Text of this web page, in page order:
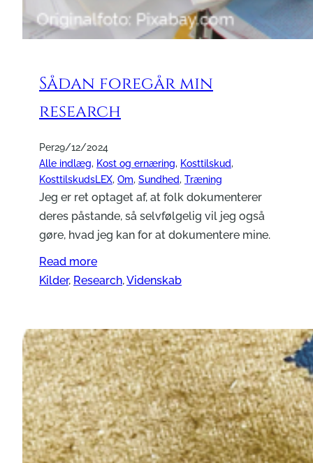
Sådan foregår min
research
Per29/12/2024
Alle indlæg, Kost og ernæring, Kosttilskud
KosttilskudsLEX, Om, Sundhed, Træning
Jeg er ret optaget af, at folk dokumenterer
deres påstande, så selvfølgelig vil jeg også
gøre, hvad jeg kan for at dokumentere mine.
Read more
Kilder, Research, Videnskab